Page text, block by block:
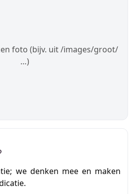
foto (bijv. uit /images/groot/
…)
we denken mee en maken